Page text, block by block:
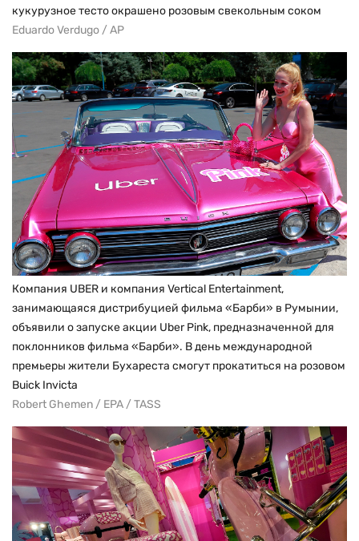
кукурузное тесто окрашено розовым свекольным соком
Eduardo Verdugo / AP
Компания UBER и компания Vertical Entertainment,
занимающаяся дистрибуцией фильма «Барби» в Румынии,
объявили о запуске акции Uber Pink, предназначенной для
поклонников фильма «Барби». В день международной
премьеры жители Бухареста смогут прокатиться на розовом
Buick Invicta
Robert Ghemen / EPA / TASS